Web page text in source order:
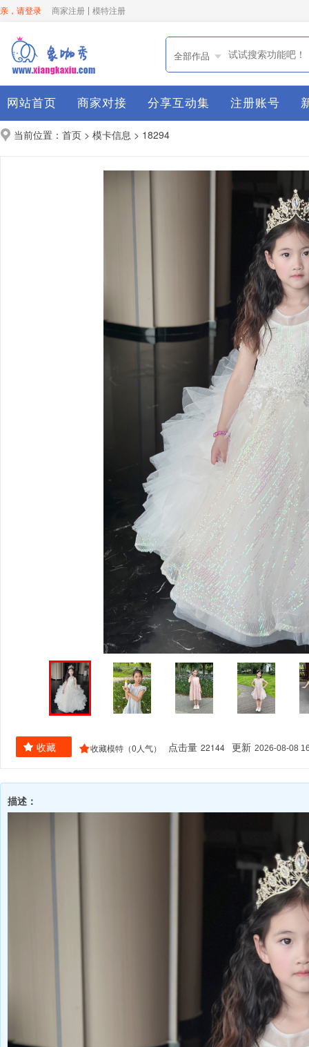
亲，请登录 商家注册 模特注册
全部作品
网站首页 商家对接 分享互动集 注册账号
当前位置： 首页 > 模卡信息 > 18294
收藏 收藏模特（0 人气） 点击量 22144 更新 2026-08-08
描述：